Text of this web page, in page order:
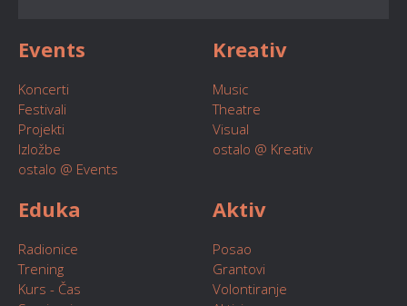
Events
Koncerti
Festivali
Projekti
Izložbe
ostalo @ Events
Kreativ
Music
Theatre
Visual
ostalo @ Kreativ
Eduka
Radionice
Trening
Kurs - Čas
Aktiv
Posao
Grantovi
Volontiranje